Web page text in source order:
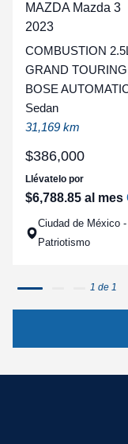
MAZDA Mazda 3
2023
COMBUSTION
GRAND
BOSE
Sedan
31,169 km
$386,000
Llévatelo por
$6,788.85 al mes
Ciudad de México -
Patriotismo
1 de 1